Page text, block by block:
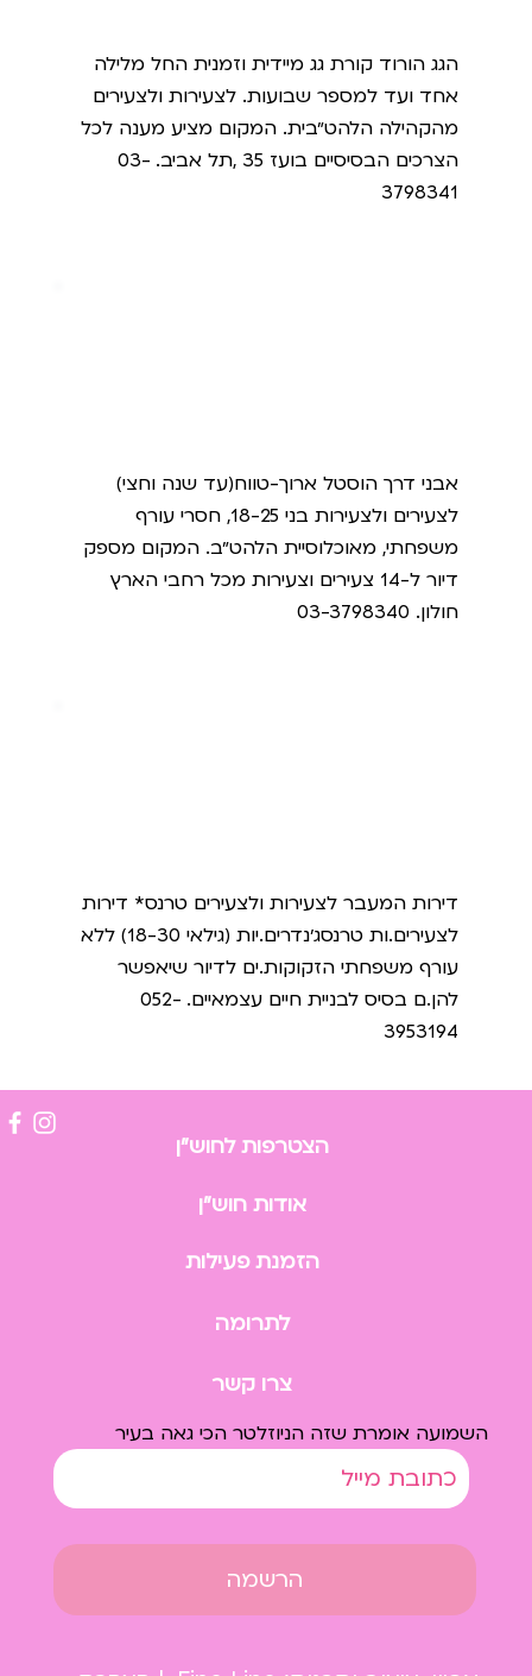
הגג הורוד קורת גג מיידית וזמנית החל מלילה
אחד ועד למספר שבועות. לצעירות ולצעירים
מהקהילה הלהט״בית. המקום מציע מענה לכל
הצרכים הבסיסיים בועז 35 ,תל אביב. 03-
3798341
אבני דרך הוסטל ארוך-טווח(עד שנה וחצי)
לצעירים ולצעירות בני 18-25, חסרי עורף
משפחתי, מאוכלוסיית הלהט״ב. המקום מספק
דיור ל-14 צעירים וצעירות מכל רחבי הארץ
חולון. 03-3798340
דירות המעבר לצעירות ולצעירים טרנס* דירות
לצעירים.ות טרנסג׳נדרים.יות (גילאי 18-30) ללא
עורף משפחתי הזקוקות.ים לדיור שיאפשר
להן.ם בסיס לבניית חיים עצמאיים. 052-
3953194
השמועה אומרת שזה הניוזלטר הכי גאה בעיר
הרשמה
אודות חוש״ן
הצטרפות לחוש״ן
הזמנת פעילות
צרו קשר
לתרומה